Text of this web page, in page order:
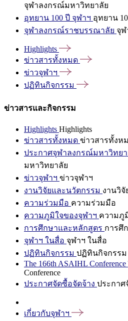
จุฬาลงกรณ์มหาวิทยาลัย
อุทยาน 100 ปี จุฬาฯ อุทยาน
จุฬาลงกรณ์ราชบรรณาลัย จุ
Highlights
ข่าวสารทั้งหมด
ข่าวจุฬาฯ
ปฏิทินกิจกรรม
ข่าวสารและกิจกรรม
Highlights Highlights
ข่าวสารทั้งหมด ข่าวสารทั้งห
ประกาศจุฬาลงกรณ์มหาวิทย
มหาวิทยาลัย
ข่าวจุฬาฯ ข่าวจุฬาฯ
งานวิจัยและนวัตกรรม งานวิ
ความร่วมมือ ความร่วมมือ
ความภูมิใจของจุฬาฯ ความภู
การศึกษาและหลักสูตร การศึ
จุฬาฯ ในสื่อ จุฬาฯ ในสื่อ
ปฏิทินกิจกรรม ปฏิทินกิจกรรม
The 166th ASAIHL Conference
Conference
ประกาศจัดซื้อจัดจ้าง ประกาศ
เกี่ยวกับจุฬาฯ